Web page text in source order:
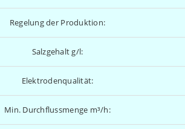
Regelung der Produktion:
Salzgehalt g/l:
Elektrodenqualität:
Min. Durchflussmenge m³/h: